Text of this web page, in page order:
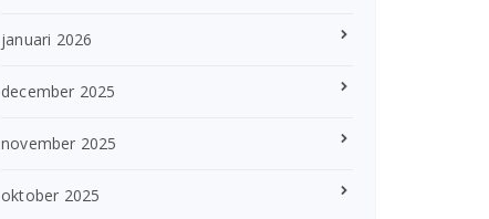
januari 2026
december 2025
november 2025
oktober 2025